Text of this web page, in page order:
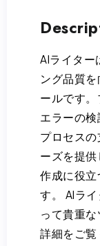
AIライター
ング品質
ールです
エラーの
プロセス
ーズを提
作成に役立
す。 AIラ
って貴重
詳細をご覧